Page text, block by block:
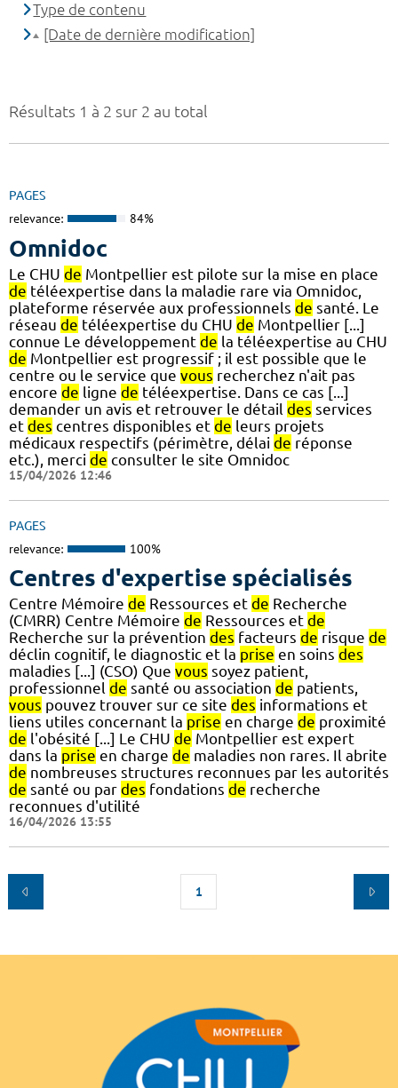
Résultats 1 à 2 sur 2 au total
PAGES
relevance: 84%
Omnidoc
Le CHU de Montpellier est pilote sur la mise en place
de téléexpertise dans la maladie rare via Omnidoc,
plateforme réservée aux professionnels de santé. Le
réseau de téléexpertise du CHU de Montpellier [...]
connue Le développement de la téléexpertise au CHU
de Montpellier est progressif ; il est possible que le
centre ou le service que vous recherchez n'ait pas
encore de ligne de téléexpertise. Dans ce cas [...]
demander un avis et retrouver le détail des services
et des centres disponibles et de leurs projets
médicaux respectifs (périmètre, délai de réponse
etc.), merci de consulter le site Omnidoc
15/04/2026 12:46
PAGES
relevance: 100%
Centres d'expertise spécialisés
Centre Mémoire de Ressources et de Recherche
(CMRR) Centre Mémoire de Ressources et de
Recherche sur la prévention des facteurs de risque de
déclin cognitif, le diagnostic et la prise en soins des
maladies [...] (CSO) Que vous soyez patient,
professionnel de santé ou association de patients,
vous pouvez trouver sur ce site des informations et
liens utiles concernant la prise en charge de proximité
de l'obésité [...] Le CHU de Montpellier est expert
dans la prise en charge de maladies non rares. Il abrite
de nombreuses structures reconnues par les autorités
de santé ou par des fondations de recherche
reconnues d'utilité
16/04/2026 13:55
1
Type de contenu
[Date de dernière modification]